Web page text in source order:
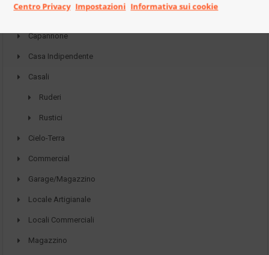
Capannone
Casa Indipendente
Casali
Ruderi
Rustici
Cielo-Terra
Commercial
Garage/Magazzino
Locale Artigianale
Locali Commerciali
Magazzino
Centro Privacy Impostazioni Informativa sui cookie